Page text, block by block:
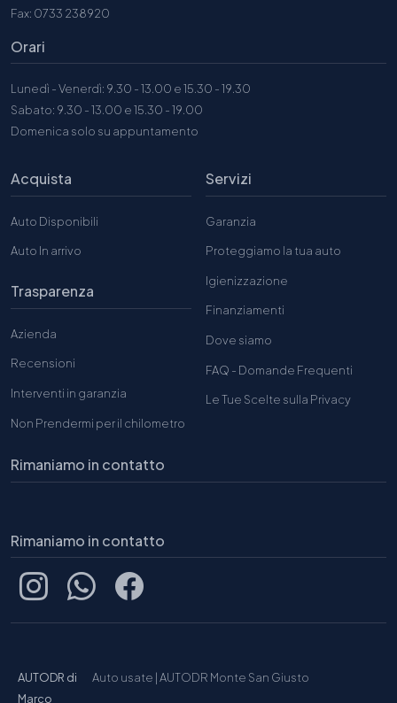
Fax: 0733 238920
Orari
Lunedì - Venerdì: 9.30 - 13.00 e 15.30 - 19.30
Sabato: 9.30 - 13.00 e 15.30 - 19.00
Domenica solo su appuntamento
Acquista
Auto Disponibili
Auto In arrivo
Trasparenza
Azienda
Recensioni
Interventi in garanzia
Non Prendermi per il chilometro
Servizi
Garanzia
Proteggiamo la tua auto
Igienizzazione
Finanziamenti
Dove siamo
FAQ - Domande Frequenti
Le Tue Scelte sulla Privacy
Rimaniamo in contatto
Rimaniamo in contatto
AUTODR di
Marco
Auto usate |AUTODR Monte San Giusto